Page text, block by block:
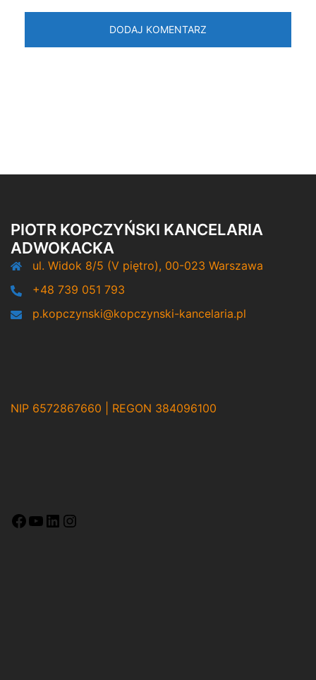
PIOTR KOPCZYŃSKI KANCELARIA
ADWOKACKA
ul. Widok 8/5 (V piętro), 00-023 Warszawa
+48 739 051 793
p.kopczynski@kopczynski-kancelaria.pl
NIP 6572867660 | REGON 384096100